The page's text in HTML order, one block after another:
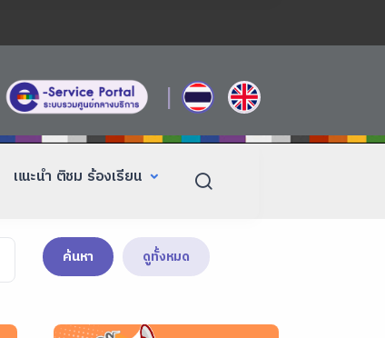
|
แนะนำ ติชม ร้องเรียน
ค้นหา ดูทั้งหมด